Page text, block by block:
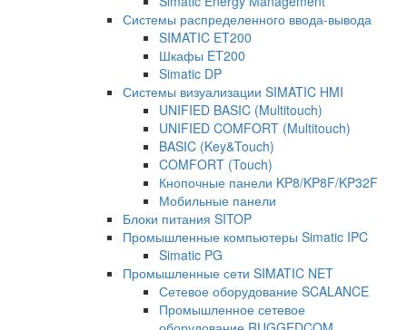
Системы распределенного ввода-вывода
SIMATIC ET200
Шкафы ET200
Simatic DP
Системы визуализации SIMATIC HMI
UNIFIED BASIC (Multitouch)
UNIFIED COMFORT (Multitouch)
BASIC (Key&Touch)
COMFORT (Touch)
Кнопочные панели KP8/KP8F/KP32F
Мобильные панели
Блоки питания SITOP
Промышленные компьютеры Simatic IPC
Simatic PG
Промышленные сети SIMATIC NET
Сетевое оборудование SCALANCE
Промышленное сетевое